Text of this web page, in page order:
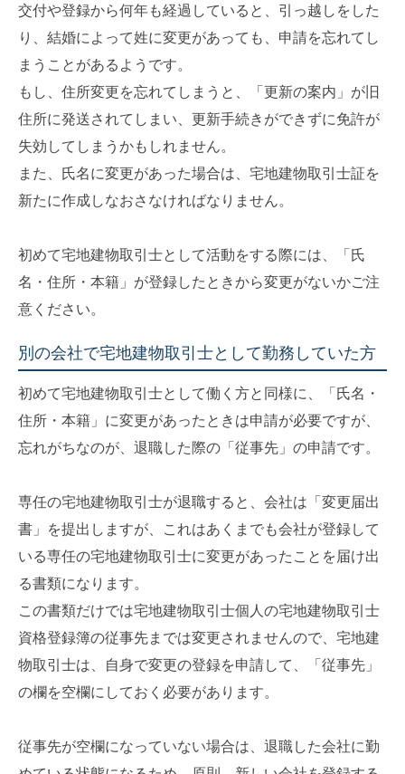
交付や登録から何年も経過していると、引っ越しをした
り、結婚によって姓に変更があっても、申請を忘れてし
まうことがあるようです。
もし、住所変更を忘れてしまうと、「更新の案内」が旧
住所に発送されてしまい、更新手続きができずに免許が
失効してしまうかもしれません。
また、氏名に変更があった場合は、宅地建物取引士証を
新たに作成しなおさなければなりません。
初めて宅地建物取引士として活動をする際には、「氏
名・住所・本籍」が登録したときから変更がないかご注
意ください。
別の会社で宅地建物取引士として勤務していた方
初めて宅地建物取引士として働く方と同様に、「氏名・
住所・本籍」に変更があったときは申請が必要ですが、
忘れがちなのが、退職した際の「従事先」の申請です。
専任の宅地建物取引士が退職すると、会社は「変更届出
書」を提出しますが、これはあくまでも会社が登録して
いる専任の宅地建物取引士に変更があったことを届け出
る書類になります。
この書類だけでは宅地建物取引士個人の宅地建物取引士
資格登録簿の従事先までは変更されませんので、宅地建
物取引士は、自身で変更の登録を申請して、「従事先」
の欄を空欄にしておく必要があります。
従事先が空欄になっていない場合は、退職した会社に勤